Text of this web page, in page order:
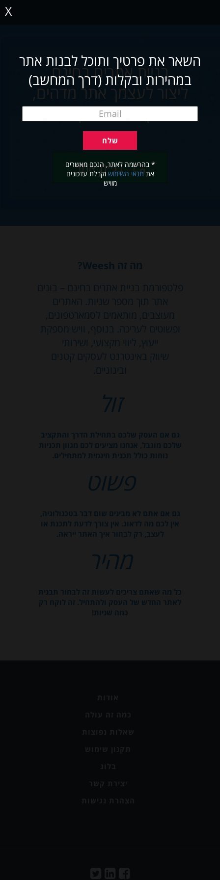
X
השאר את פרטיך ותוכל לבנות אתר
במהירות ובקלות (דרך המחשב)
* בהרשמה לאתר, הנכם מאשרים
אתתנאי השימוש וקבלת עדכונים
מוויש
בניית אתרים בחינם
ליצור לעצמך אתר מדהים,
תוך שניות ובקלות
בניית אתר
מה זה Weesh?
פלטפורמת בניית אתרים בחינם – בונים
אתר תוך מספר שניות. האתרים
מעוצבים, מותאמים לסמארטפונים,
ופשוטים לעריכה. בנוסף, וויש מספקת
ייעוץ, ליווי מקצועי, ושירותי
שיווק באינטרנט לעסקים קטנים
ובינוניים.
זול
גם אם העסק שלכם בתחילת הדרך והתקציב
שלכם מוגבל, אנחנו מציעים לכם מגוון תכניות
נוחות כולל תכנית חינמית למתחילים.
פשוט
גם אם אתם לא מבינים שום דבר בטכנולוגיה,
אין לכם מה לדאוג. אין צורך לדעת לתכנת או
לעצב, רק לבחור איך האתר ייראה.
מהיר
כל מה שאתם צריכים לעשות זה לבחור תבנית
לאתר החדש של העסק ולהתחיל. זה לוקח רק
כמה שניות!